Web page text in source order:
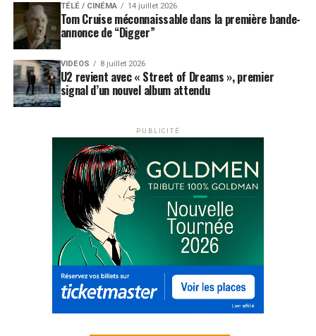
TÉLÉ / CINÉMA 14 juillet 2026
Tom Cruise méconnaissable dans la première bande-
annonce de “Digger”
VIDEOS 8 juillet 2026
U2 revient avec « Street of Dreams », premier
signal d’un nouvel album attendu
PUBLICITÉ